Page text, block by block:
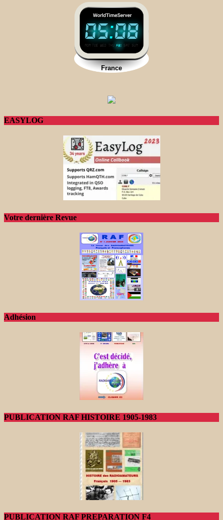
EASYLOG
Votre dernière Revue
Adhésion
PUBLICATION RAF HISTOIRE 1905-1983
PUBLICATION RAF PREPARATION F4